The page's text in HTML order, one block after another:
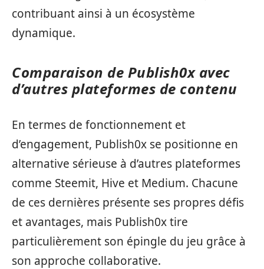
contribuant ainsi à un écosystème
dynamique.
Comparaison de Publish0x avec
d’autres plateformes de contenu
En termes de fonctionnement et
d’engagement, Publish0x se positionne en
alternative sérieuse à d’autres plateformes
comme Steemit, Hive et Medium. Chacune
de ces dernières présente ses propres défis
et avantages, mais Publish0x tire
particulièrement son épingle du jeu grâce à
son approche collaborative.